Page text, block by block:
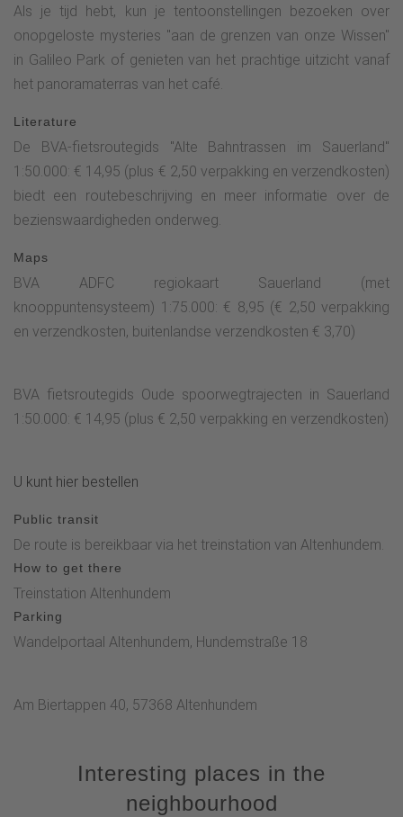
Als je tijd hebt, kun je tentoonstellingen bezoeken over
onopgeloste mysteries "aan de grenzen van onze Wissen"
in Galileo Park of genieten van het prachtige uitzicht vanaf
het panoramaterras van het café.
Literature
De BVA-fietsroutegids "Alte Bahntrassen im Sauerland"
1:50.000: € 14,95 (plus € 2,50 verpakking en verzendkosten)
biedt een routebeschrijving en meer informatie over de
bezienswaardigheden onderweg.
Maps
BVA ADFC regiokaart Sauerland (met
knooppuntensysteem) 1:75.000: € 8,95 (€ 2,50 verpakking
en verzendkosten, buitenlandse verzendkosten € 3,70)
BVA fietsroutegids Oude spoorwegtrajecten in Sauerland
1:50.000: € 14,95 (plus € 2,50 verpakking en verzendkosten)
U kunt hier bestellen
Public transit
De route is bereikbaar via het treinstation van Altenhundem.
How to get there
Treinstation Altenhundem
Parking
Wandelportaal Altenhundem, Hundemstraße 18
Am Biertappen 40, 57368 Altenhundem
Interesting places in the
neighbourhood